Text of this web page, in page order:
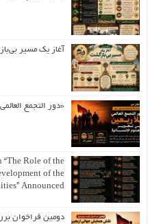
آغاز یک مسیر
«دور التجمع
“The Role of the
of the
Announced
دومین فراخوان